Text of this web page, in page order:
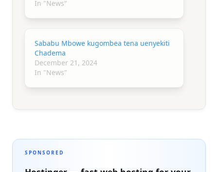
In "News"
Sababu Mbowe kugombea tena uenyekiti
Chadema
December 21, 2024
In "News"
SPONSORED